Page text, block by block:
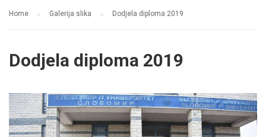
Home Galerija slika Dodjela diploma 2019
Dodjela diploma 2019